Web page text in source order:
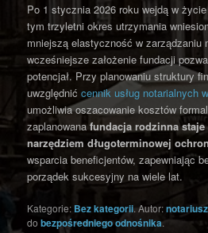
Po 1 stycznia 2026 roku wejdą w
tym trzyletni okres utrzymania
mniejszą elastyczność w zarządzaniu
wcześniejsze założenie fundacji
potencjał. Przy planowaniu struktury
uwzględnićcennik usług notarialnych
umożliwia oszacowanie kosztów
zaplanowanafundacja rodzinnastaje
narzędziem długoterminowej
wsparcia beneficjentów, zapewniając
porządek sukcesyjny na wiele lat.
Kategorie: Bez kategorii. Autor:
dobezpośredniego odnośnika.